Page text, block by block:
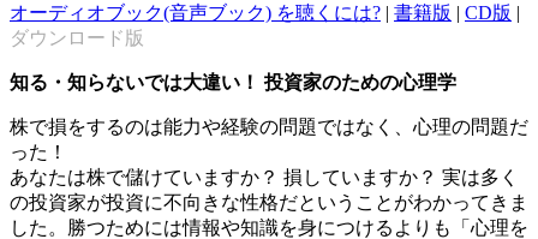
オーディオブック(音声ブック) を聴くには? | 書籍版 | CD版 |
ダウンロード版
知る・知らないでは大違い！ 投資家のための心理学
株で損をするのは能力や経験の問題ではなく、心理の問題だ
った！
あなたは株で儲けていますか？ 損していますか？ 実は多く
の投資家が投資に不向きな性格だということがわかってきま
した。勝つためには情報や知識を身につけるよりも「心理を